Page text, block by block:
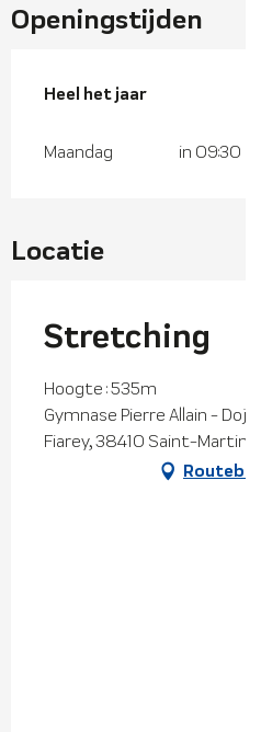
Openingstijden
Heel het jaar
Heel het jaar
Maandag in 09:30
Locatie
Stretching
Hoogte : 535m
Gymnase Pierre Allain - Dojo
Fiarey, 38410 Saint-Martin-